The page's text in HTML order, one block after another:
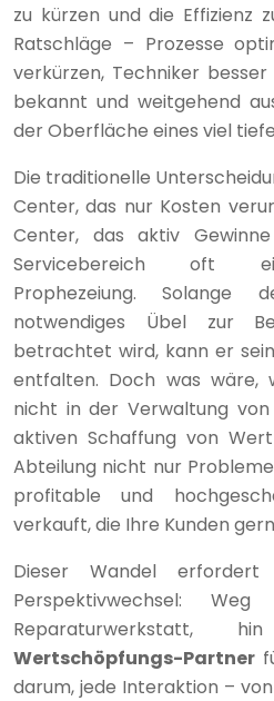
zu kürzen und die Effizienz
Ratschläge – Prozesse
verkürzen, Techniker
bekannt und weitgehend
der Oberfläche eines viel
Die traditionelle
Center, das nur Kosten
Center, das aktiv
Servicebereich oft
Prophezeiung.
notwendiges Übel zur
betrachtet wird, kann er
entfalten. Doch was wäre,
nicht in der Verwaltung
aktiven Schaffung von
Abteilung nicht nur
profitable und
verkauft, die Ihre Kunden
Dieser Wandel erfordert
Perspektivwechsel:
Reparaturwerkstatt,
Wertschöpfungs-Partner
darum, jede Interaktion –